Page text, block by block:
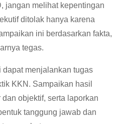
jangan melihat kepentingan
ditolak hanya karena
ini berdasarkan fakta,
tegas.
dapat menjalankan tugas
KKN. Sampaikan hasil
objektif, serta laporkan
tanggung jawab dan